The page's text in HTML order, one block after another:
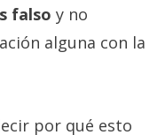
falso y no
alguna con la
por qué esto